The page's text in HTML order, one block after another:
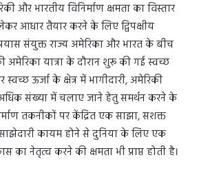
और भारतीय विनिर्माण क्षमता का विस्तार
आधार तैयार करने के लिए द्विपक्षीय
संयुक्त राज्य अमेरिका और भारत के बीच
अमेरिका यात्रा के दौरान शुरू की गई स्वच्छ
ऊर्जा के क्षेत्र में भागीदारी, अमेरिकी
अधिक संख्या में चलाए जाने हेतु समर्थन करने के
तकनीकों पर केंद्रित एक साझा, सशक्त
कायम होने से दुनिया के लिए एक
नेतृत्व करने की क्षमता भी प्राप्त होती है।